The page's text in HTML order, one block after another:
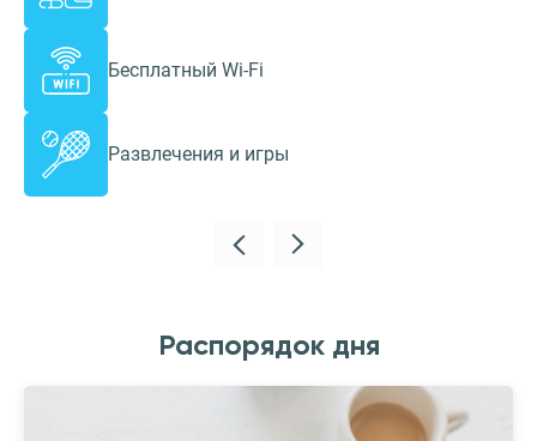
Бесплатный Wi-Fi
Развлечения и игры
Распорядок дня